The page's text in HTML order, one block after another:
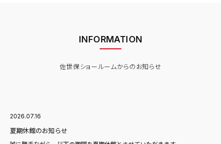
INFORMATION
佐世保ショールームからのお知らせ
2026.07.16
夏期休館のお知らせ